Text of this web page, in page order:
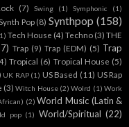
(7) Swing (1) Symphonic (1)
Pop (8) Synthpop (158)
Tech House (4) Techno (3) THE
Trap (9) Trap (EDM) (5) Trap
Tropical (6) Tropical House (5)
UK RAP (1) US Based (11) US Rap
(3) Witch House (2) Wolrd (1) Work
(2) World Music (Latin &
pop (1) World/Spiritual (22)